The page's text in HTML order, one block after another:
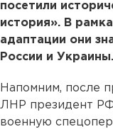
посетили
история». В
адаптации они
России и Украины.
Напомним, после
ЛНР президент
военную